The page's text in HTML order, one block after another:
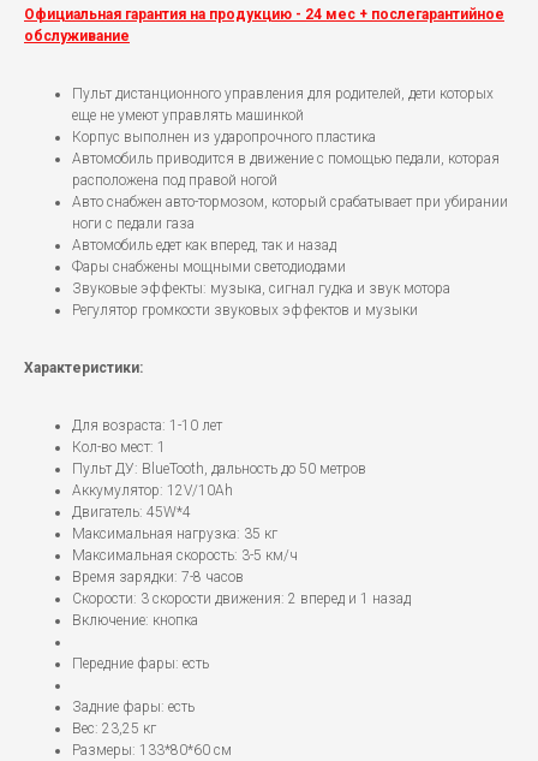
Официальная гарантия на продукцию - 24 мес + послегарантийное
обслуживание
Пульт дистанционного управления для родителей, дети которых
еще не умеют управлять машинкой
Корпус выполнен из ударопрочного пластика
Автомобиль приводится в движение с помощью педали, которая
расположена под правой ногой
Авто снабжен авто-тормозом, который срабатывает при убирании
ноги с педали газа
Автомобиль едет как вперед, так и назад
Фары снабжены мощными светодиодами
Звуковые эффекты: музыка, сигнал гудка и звук мотора
Регулятор громкости звуковых эффектов и музыки
Характеристики:
Для возраста: 1-10 лет
Кол-во мест: 1
Пульт ДУ: BlueTooth, дальность до 50 метров
Аккумулятор: 12V/10Ah
Двигатель: 45W*4
Максимальная нагрузка: 35 кг
Максимальная скорость: 3-5 км/ч
Время зарядки: 7-8 часов
Скорости: 3 скорости движения: 2 вперед и 1 назад
Включение: кнопка
Передние фары: есть
Задние фары: есть
Вес: 23,25 кг
Размеры: 133*80*60 см